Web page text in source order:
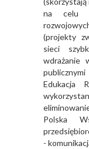
na celu
(projekty
sieci
wdrażanie
Edukacja
Polska
-